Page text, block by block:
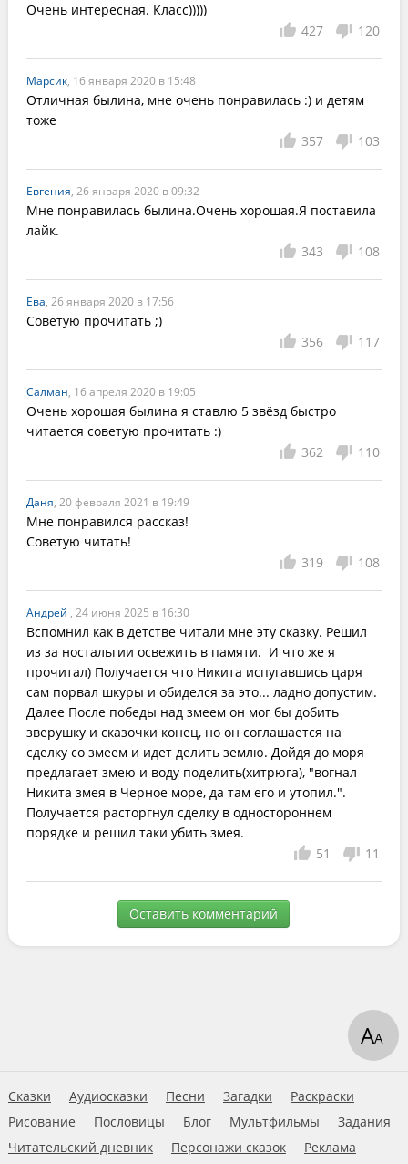
Очень интересная. Класс)))))
427
120
Марсик, 16 января 2020 в 15:48
Отличная былина, мне очень понравилась :) и детям
тоже
357
103
Евгения, 26 января 2020 в 09:32
Мне понравилась былина.Очень хорошая.Я поставила
лайк.
343
108
Ева, 26 января 2020 в 17:56
Советую прочитать ;)
356
117
Салман, 16 апреля 2020 в 19:05
Очень хорошая былина я ставлю 5 звёзд быстро
читается советую прочитать :)
362
110
Даня, 20 февраля 2021 в 19:49
Мне понравился рассказ!
Советую читать!
319
108
Андрей , 24 июня 2025 в 16:30
Вспомнил как в детстве читали мне эту сказку. Решил
из за ностальгии освежить в памяти.  И что же я
прочитал) Получается что Никита испугавшись царя
сам порвал шкуры и обиделся за это... ладно допустим.
Далее После победы над змеем он мог бы добить
зверушку и сказочки конец, но он соглашается на
сделку со змеем и идет делить землю. Дойдя до моря
предлагает змею и воду поделить(хитрюга), "вогнал
Никита змея в Черное море, да там его и утопил.".
Получается расторгнул сделку в одностороннем
порядке и решил таки убить змея.
51
11
Оставить комментарий
Сказки Аудиосказки Песни Загадки
Раскраски
Рисование
Пословицы Блог Мультфильмы
Задания
Читательский дневник
Персонажи сказок Реклама
АА